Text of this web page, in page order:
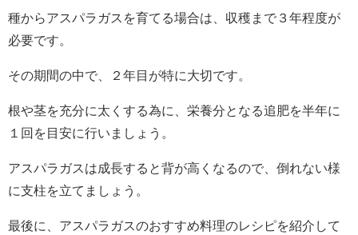
種からアスパラガスを育てる場合は、収穫まで３年程度が
必要です。
その期間の中で、２年目が特に大切です。
根や茎を充分に太くする為に、栄養分となる追肥を半年に
１回を目安に行いましょう。
アスパラガスは成長すると背が高くなるので、倒れない様
に支柱を立てましょう。
最後に、アスパラガスのおすすめ料理のレシピを紹介して